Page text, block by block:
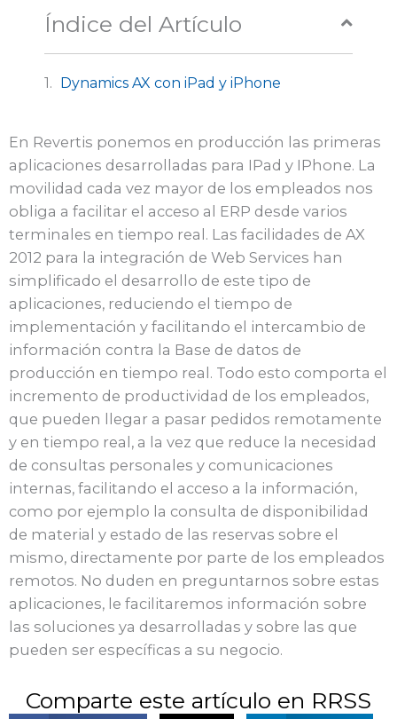
Índice del Artículo
Dynamics AX con iPad y iPhone
En Revertis ponemos en producción las primeras
aplicaciones desarrolladas para IPad y IPhone. La
movilidad cada vez mayor de los empleados nos
obliga a facilitar el acceso al ERP desde varios
terminales en tiempo real. Las facilidades de AX
2012 para la integración de Web Services han
simplificado el desarrollo de este tipo de
aplicaciones, reduciendo el tiempo de
implementación y facilitando el intercambio de
información contra la Base de datos de
producción en tiempo real. Todo esto comporta el
incremento de productividad de los empleados,
que pueden llegar a pasar pedidos remotamente
y en tiempo real, a la vez que reduce la necesidad
de consultas personales y comunicaciones
internas, facilitando el acceso a la información,
como por ejemplo la consulta de disponibilidad
de material y estado de las reservas sobre el
mismo, directamente por parte de los empleados
remotos. No duden en preguntarnos sobre estas
aplicaciones, le facilitaremos información sobre
las soluciones ya desarrolladas y sobre las que
pueden ser específicas a su negocio.
Comparte este artículo en RRSS